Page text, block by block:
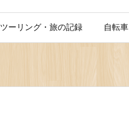
ツーリング・旅の記録 自転車